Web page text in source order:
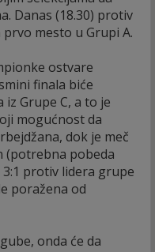
Danas (18.30) protiv
mesto u Grupi A.
ostvare
finala biće
Grupe C, a to je
mogućnost da
dok je meč
(potrebna pobeda
3:1 protiv lidera grupe
poražena od
onda će da